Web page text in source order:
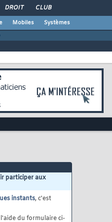
DROIT CLUB
Mobiles
Systèmes
participer aux
instants, c'est
du formulaire ci-